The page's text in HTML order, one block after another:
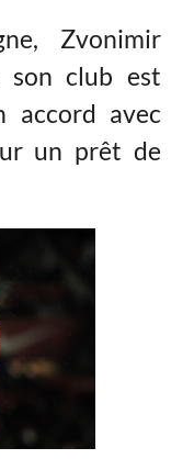
Zvonimir
son club est
accord avec
un prêt de